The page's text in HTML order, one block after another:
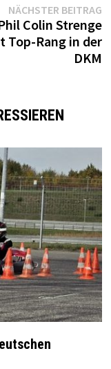
NÄCHSTER BEITRAG
Colin Strenge
Top-Rang in der
DKM